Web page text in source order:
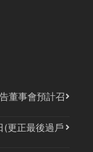
董事會預計召
(更正最後過戶